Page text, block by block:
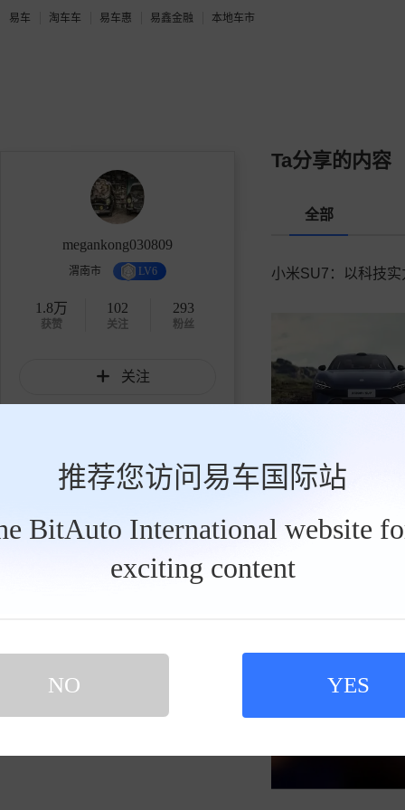
易车 淘车车 易车惠 易鑫金融 本地车市
推荐您访问易车国际站
BitAuto International website
exciting content
NO YES
megankong030809
渭南市 LV6
1.8万
获赞
102
关注
293
粉丝
关注
Ta分享的内容
全部
小米SU7：以科技实
megankong030809